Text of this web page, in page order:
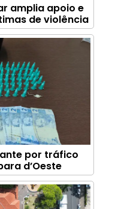
amplia apoio e
de violência
por tráfico
d’Oeste